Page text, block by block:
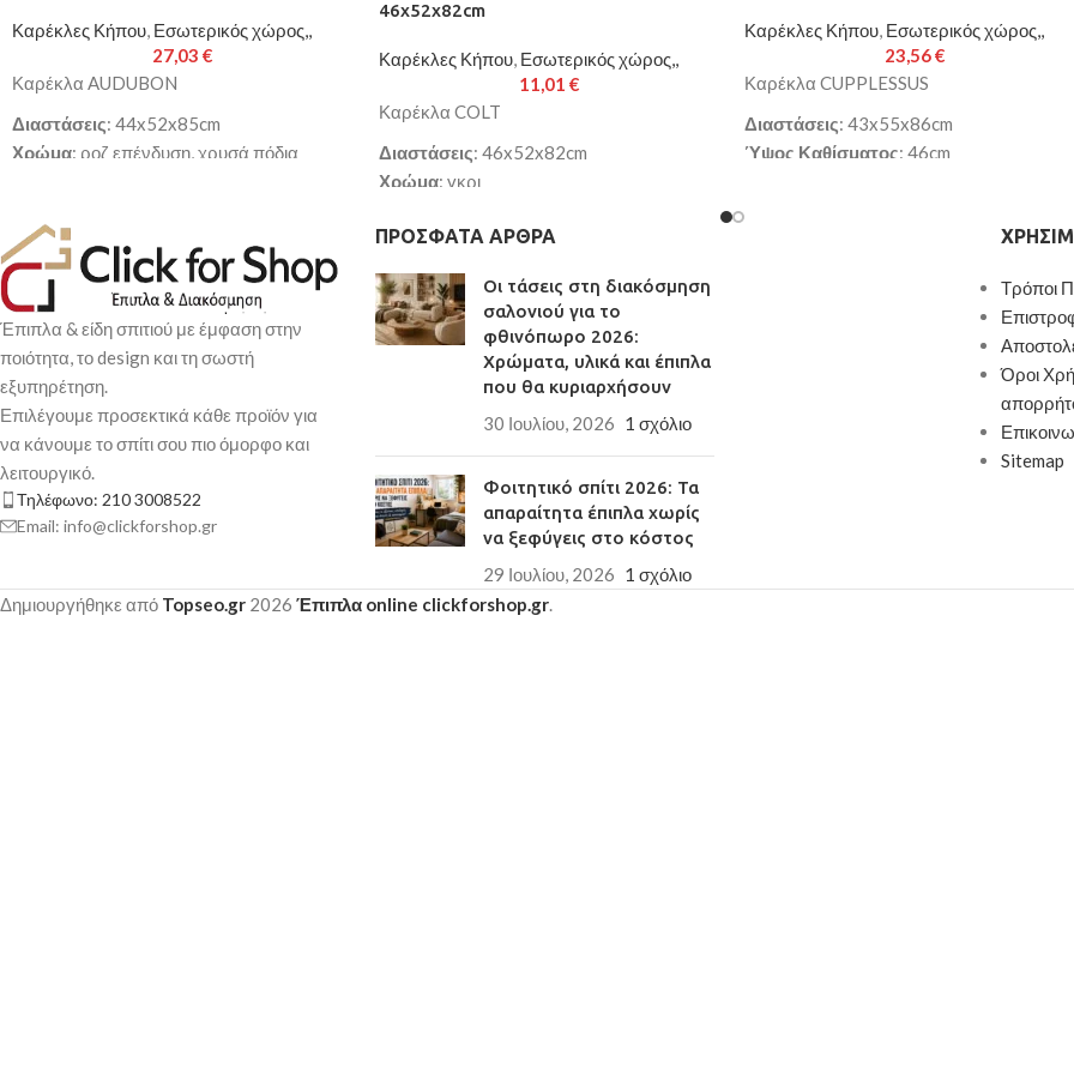
Καρέκλες Κήπου Εσωτερικός χώρος,,
27,03€
Καρέκλα AUDUBON
Διαστάσεις: 44x52x85cm
Χρώμα: ροζ επένδυση, χρυσά πόδια
Γέμιση: foam
Πόδια: μέταλλο, 25x1mm
Παράδοση σε 3-10 εργάσιμες ημέρες
46x52x82cm
Καρέκλες Κήπου, Εσωτερικός χώρος,,
11,01 €
Καρέκλα COLT
Διαστάσεις: 46x52x82cm
Χρώμα: γκρι
Πόδια: ξύλο (οξιά)
Καρέκλες Κήπου Εσωτερικός χώρος,,
23,56€
Καρέκλα CUPPLESSUS
Διαστάσεις: 43x55x86cm
Ύψος Καθίσματος: 46cm
Έπιπλα & είδη σπιτιού με έμφαση στην
ποιότητα, το design και τη σωστή
εξυπηρέτηση.
Επιλέγουμε προσεκτικά κάθε προϊόν για
να κάνουμε το σπίτι σου πιο όμορφο και
λειτουργικό.
Τηλέφωνο: 210 3008522
Email: info@clickforshop.gr
ΠΡΌΣΦΑΤΑ ΆΡΘΡΑ
Οι τάσεις στη διακόσμηση
σαλονιού για το
φθινόπωρο 2026:
Χρώματα, υλικά και έπιπλα
που θα κυριαρχήσουν
30 Ιουλίου, 2026 1 σχόλιο
Φοιτητικό σπίτι 2026: Τα
απαραίτητα έπιπλα χωρίς
να ξεφύγεις στο κόστος
29 Ιουλίου, 2026 1 σχόλιο
Τρόποι
Όροι
Sitemap
Δημιουργήθηκε από Topseo.gr 2026 Έπιπλα online clickforshop.gr.